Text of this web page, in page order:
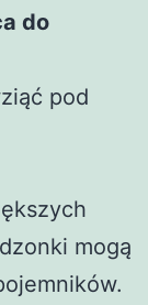
do
pod
mogą